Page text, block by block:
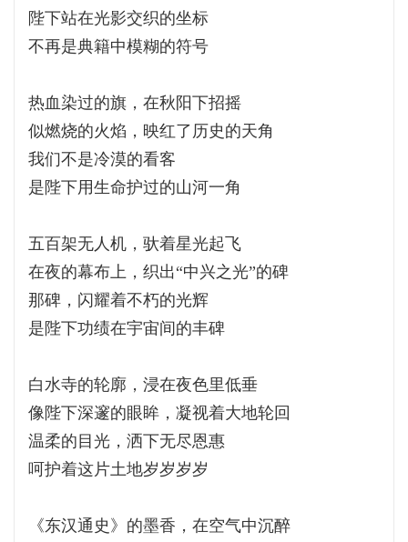
陛下站在光影交织的坐标
不再是典籍中模糊的符号
热血染过的旗，在秋阳下招摇
似燃烧的火焰，映红了历史的天角
我们不是冷漠的看客
是陛下用生命护过的山河一角
五百架无人机，驮着星光起飞
在夜的幕布上，织出“中兴之光”的碑
那碑，闪耀着不朽的光辉
是陛下功绩在宇宙间的丰碑
白水寺的轮廓，浸在夜色里低垂
像陛下深邃的眼眸，凝视着大地轮回
温柔的目光，洒下无尽恩惠
呵护着这片土地岁岁岁岁
《东汉通史》的墨香，在空气中沉醉